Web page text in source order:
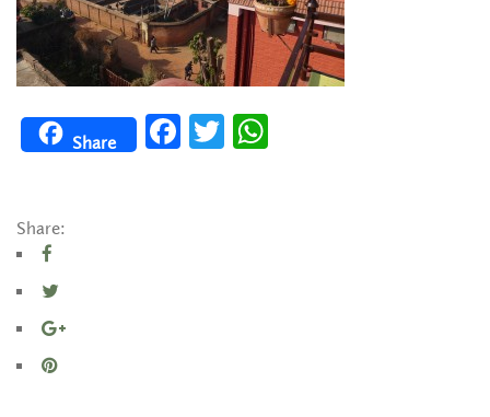
Share
FacebookTwitter
Share: